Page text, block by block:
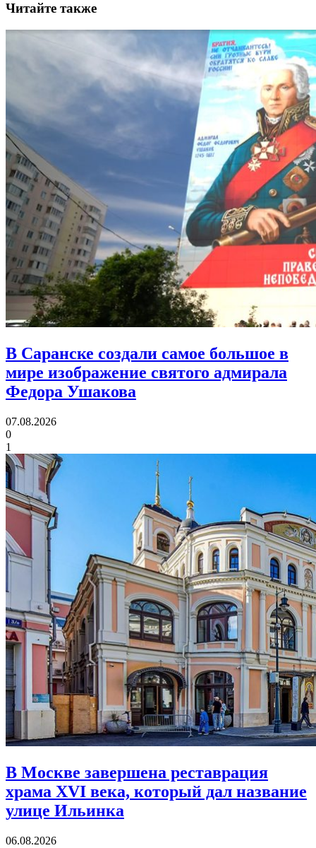
Читайте также
В Саранске создали самое большое в
мире изображение святого адмирала
Федора Ушакова
07.08.2026
0
1
В Москве завершена реставрация
храма XVI века, который дал название
улице Ильинка
06.08.2026